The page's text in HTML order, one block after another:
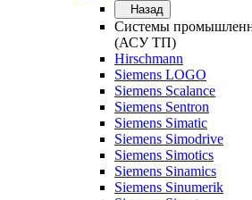
Назад
Системы
(АСУ ТП)
Hirschmann
Siemens LOGO
Siemens Scalance
Siemens Sentron
Siemens Simatic
Siemens Simodrive
Siemens Simotics
Siemens Sinamics
Siemens Sinumerik